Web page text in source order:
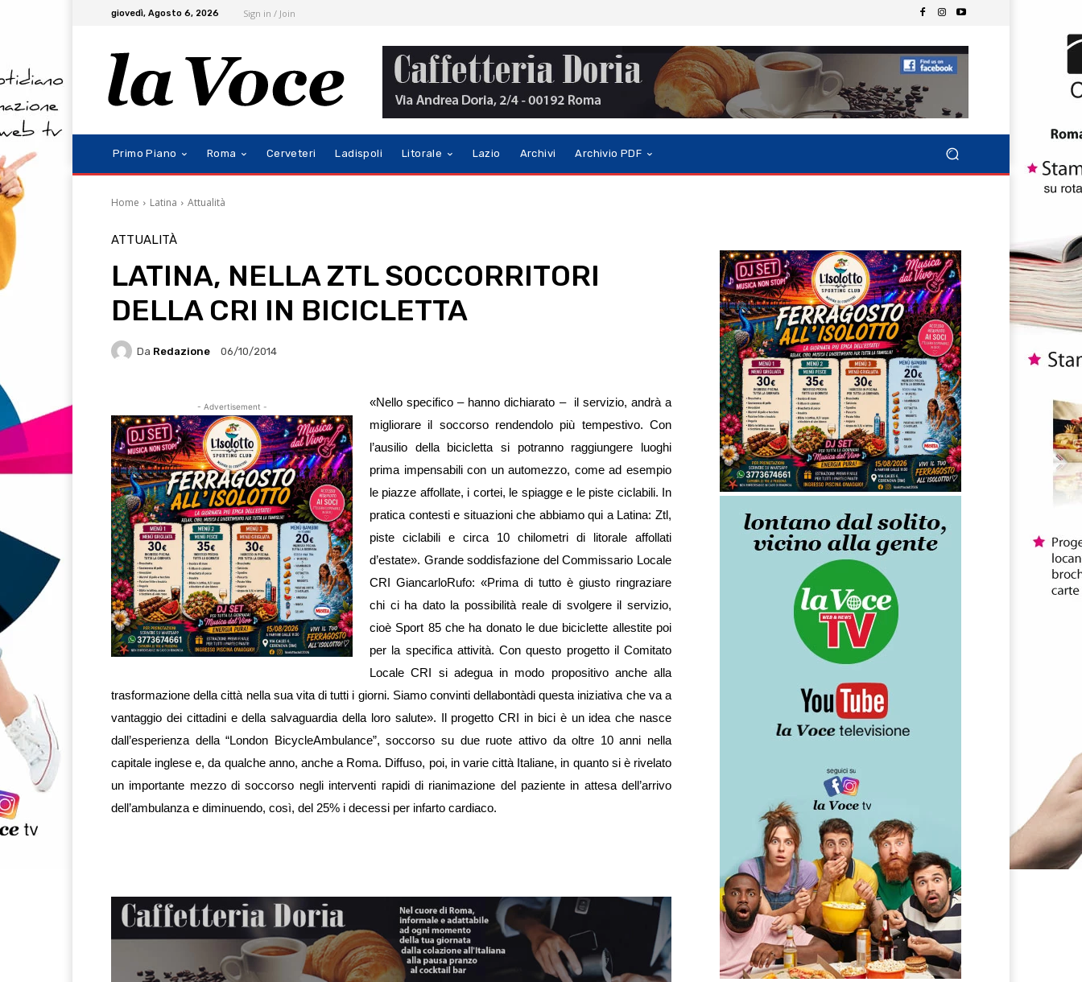
giovedì, Agosto 6, 2026 Sign in / Join
Primo Piano Roma Cerveteri Ladispoli Litorale Lazio Archivi Archivio PDF
Home Latina Attualità
ATTUALITÀ
LATINA, NELLA ZTL SOCCORRITORI
DELLA CRI IN BICICLETTA
Da Redazione 06/10/2014
- Advertisement -
«Nello specifico – hanno dichiarato – il servizio, andrà a
migliorare il soccorso rendendolo più tempestivo. Con
l’ausilio della bicicletta si potranno raggiungere luoghi
prima impensabili con un automezzo, come ad esempio
le piazze affollate, i cortei, le spiagge e le piste ciclabili. In
pratica contesti e situazioni che abbiamo qui a Latina: Ztl,
piste ciclabili e circa 10 chilometri di litorale affollati
d’estate». Grande soddisfazione del Commissario Locale
CRI GiancarloRufo: «Prima di tutto è giusto ringraziare
chi ci ha dato la possibilità reale di svolgere il servizio,
cioè Sport 85 che ha donato le due biciclette allestite poi
per la specifica attività. Con questo progetto il Comitato
Locale CRI si adegua in modo propositivo anche alla
trasformazione della città nella sua vita di tutti i giorni. Siamo convinti dellabontàdi questa iniziativa che va a
vantaggio dei cittadini e della salvaguardia della loro salute». Il progetto CRI in bici è un idea che nasce
dall’esperienza della “London BicycleAmbulance”, soccorso su due ruote attivo da oltre 10 anni nella
capitale inglese e, da qualche anno, anche a Roma. Diffuso, poi, in varie città Italiane, in quanto si è rivelato
un importante mezzo di soccorso negli interventi rapidi di rianimazione del paziente in attesa dell’arrivo
dell’ambulanza e diminuendo, così, del 25% i decessi per infarto cardiaco.